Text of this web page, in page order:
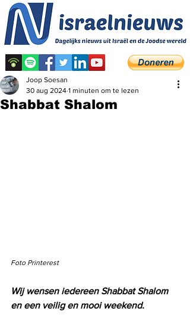
Shabbat Shalom
Joop Soesan
30 aug 2024 1 minuten om te lezen
Foto Printerest
Wij wensen iedereen Shabbat Shalom
en een veilig en mooi weekend.